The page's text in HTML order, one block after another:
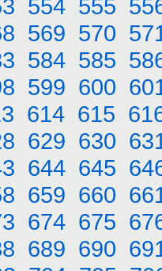
554 555
569 570
584 585
599 600
614 615
629 630
644 645
659 660
674 675
689 690